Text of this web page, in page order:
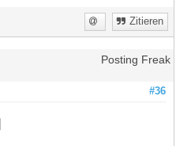
Zitieren
Posting Freak
#36